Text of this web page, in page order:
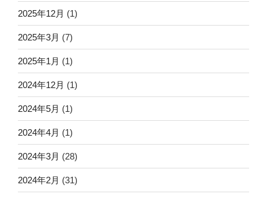
2025年12月 (1)
2025年3月 (7)
2025年1月 (1)
2024年12月 (1)
2024年5月 (1)
2024年4月 (1)
2024年3月 (28)
2024年2月 (31)